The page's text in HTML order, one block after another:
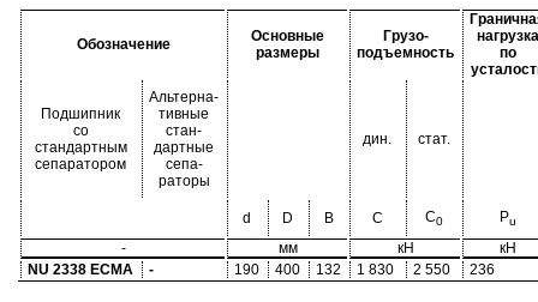
Обозначение
Основные
размеры
Грузо-
подъемность
нагрузка
по
Подшипник
со
стандартным
сепаратором
Альтерна-
тивные
стан-
дартные
сепа-
раторы
дин. стат.
d D B C C0 Pu
- мм кН
кН
NU 2338 ECMA
- 190 400 132 1 830 2 550 236